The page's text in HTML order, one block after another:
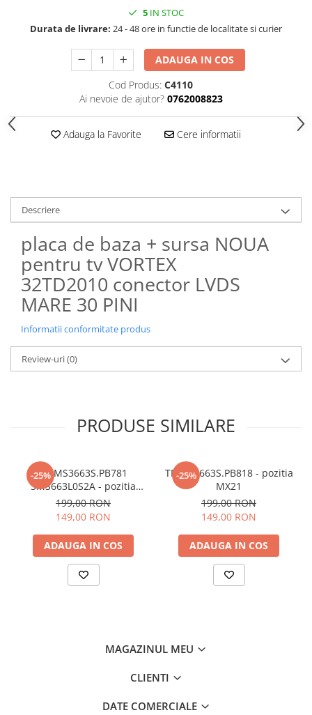
5 IN STOC
Durata de livrare: 24 - 48 ore in functie de localitate si curier
ADAUGA IN COS
Cod Produs: C4110
Ai nevoie de ajutor? 0762008823
Adauga la Favorite Cere informatii
Descriere
placa de baza + sursa NOUA
pentru tv VORTEX
32TD2010 conector LVDS
MARE 30 PINI
Informatii conformitate produs
Review-uri(0)
PRODUSE SIMILARE
-25%TP.MS3663S.PB781
3MS663L0S2A - pozitia
MX22
199,00 RON
149,00 RON
ADAUGA IN COS
-25%
TP.MS3663S.PB818 - pozitia
MX21
199,00 RON
149,00 RON
ADAUGA IN COS
MAGAZINUL MEU
CLIENTI
DATE COMERCIALE